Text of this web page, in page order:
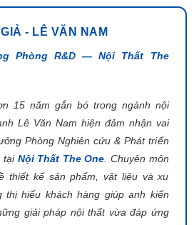
- LÊ VĂN NAM
Phòng R&D — Nội Thất The
15 năm gắn bó trong ngành nội
Lê Văn Nam hiện đảm nhận vai
Phòng Nghiên cứu & Phát triển
tại Nội Thất The One. Chuyên môn
thiết kế sản phẩm, vật liệu và xu
thị hiếu khách hàng giúp anh kiến
giải pháp nội thất vừa đáp ứng